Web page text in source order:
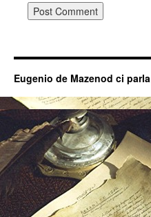
Eugenio de Mazenod ci parla